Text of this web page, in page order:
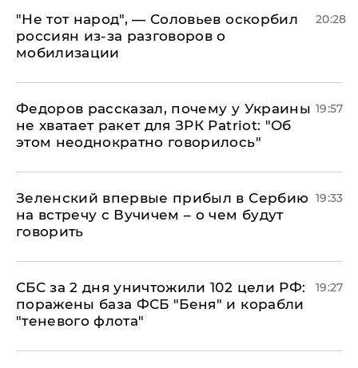
​"Не тот народ", — Соловьев оскорбил
россиян из-за разговоров о
мобилизации
20:28
Федоров рассказал, почему у Украины
не хватает ракет для ЗРК Patriot: "Об
этом неоднократно говорилось"
19:57
Зеленский впервые прибыл в Сербию
на встречу с Вучичем – о чем будут
говорить
19:33
СБС за 2 дня уничтожили 102 цели РФ:
поражены база ФСБ "Беня" и корабли
"теневого флота"
19:27